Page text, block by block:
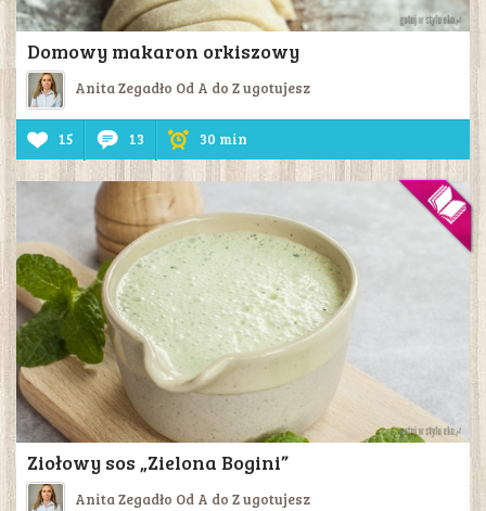
Domowy makaron orkiszowy
Anita Zegadło Od A do Z ugotujesz
15 13 30 min
Ziołowy sos „Zielona Bogini”
Anita Zegadło Od A do Z ugotujesz